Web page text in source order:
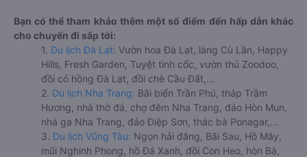
Bạn có thể tham khảo thêm một số điểm đến hấp dẫn khác
cho chuyến đi sắp tới:
1. Du lịch Đà Lạt: Vườn hoa Đà Lạt, làng Cù Lần, Happy
Hills, Fresh Garden, Tuyệt tình cốc, vườn thú Zoodoo,
đồi cỏ hồng Đà Lạt, đồi chè Cầu Đất,...
2. Du lịch Nha Trang: Bãi biển Trần Phú, tháp Trầm
Hương, nhà thờ đá, chợ đêm Nha Trang, đảo Hòn Mun,
nhà ga Nha Trang, đảo Điệp Sơn, thác bà Ponagar,...
3. Du lịch Vũng Tàu: Ngọn hải đăng, Bãi Sau, Hồ Mây,
mũi Nghinh Phong, hồ Đá Xanh, đồi Con Heo, hòn Bà,